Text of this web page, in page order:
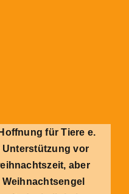
für Tiere e.
Unterstützung vor
aber